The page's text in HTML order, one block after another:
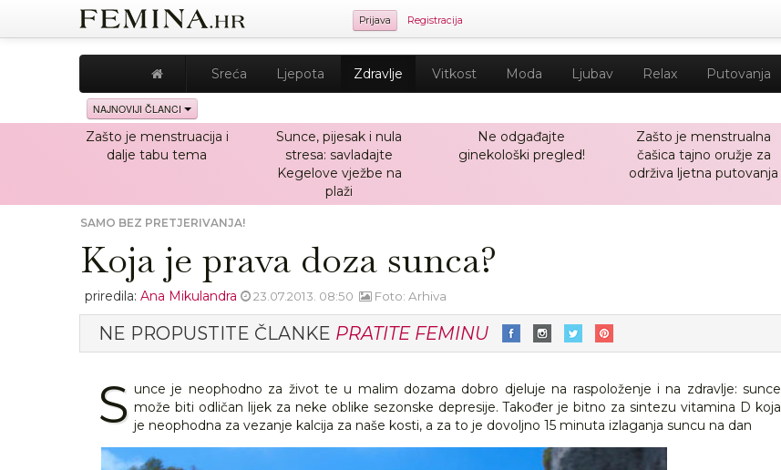
Prijava Registracija
Sreća Ljepota Zdravlje Vitkost Moda Ljubav Relax Putovanja
NAJNOVIJI ČLANCI
Zašto je menstruacija i
dalje tabu tema
Sunce, pijesak i nula
stresa: savladajte
Kegelove vježbe na
plaži
Ne odgađajte
ginekološki pregled!
Zašto je menstrualna
čašica tajno oružje za
održiva ljetna putovanja
SAMO BEZ PRETJERIVANJA!
Koja je prava doza sunca?
priredila: Ana Mikulandra 23.07.2013. 08:50 Foto: Arhiva
NE PROPUSTITE ČLANKE PRATITE FEMINU
S unce je neophodno za život te u malim dozama dobro djeluje na raspoloženje i na zdravlje: sunce
može biti odličan lijek za neke oblike sezonske depresije. Također je bitno za sintezu vitamina D koja
je neophodna za vezanje kalcija za naše kosti, a za to je dovoljno 15 minuta izlaganja suncu na dan